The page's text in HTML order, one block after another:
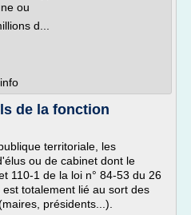
ou
d...
de la fonction
territoriale, les
ou de cabinet dont le
110-1 de la loi n° 84-53 du 26
totalement lié au sort des
présidents...).